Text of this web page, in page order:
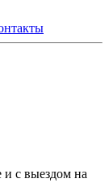
и с выездом на